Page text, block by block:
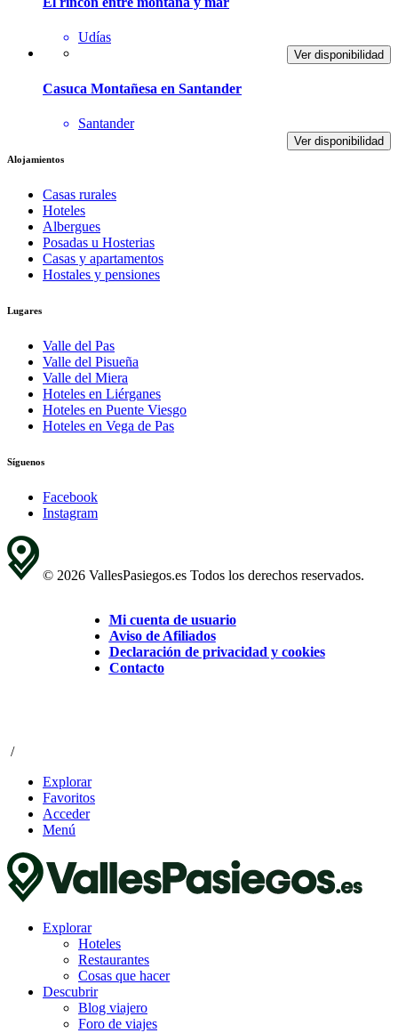
Udías
Ver disponibilidad
Casuca Montañesa en Santander
Santander
Ver disponibilidad
Alojamientos
Casas rurales
Hoteles
Albergues
Posadas u Hosterias
Casas y apartamentos
Hostales y pensiones
Lugares
Valle del Pas
Valle del Pisueña
Valle del Miera
Hoteles en Liérganes
Hoteles en Puente Viesgo
Hoteles en Vega de Pas
Síguenos
Facebook
Instagram
© 2026 VallesPasiegos.es Todos los derechos reservados.
Mi cuenta de usuario
Aviso de Afiliados
Declaración de privacidad y cookies
Contacto
/
Explorar
Favoritos
Acceder
Menú
Explorar
Hoteles
Restaurantes
Cosas que hacer
Descubrir
Blog viajero
Foro de viajes